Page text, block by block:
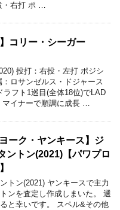
・右打 ポ …
コリー・シーガー
投打：右投・左打 ポジシ
：ロサンゼルス・ドジャース
ラフト1巡目(全体18位)でLAD
マイナーで順調に成長 …
ーク・ヤンキース】ジ
ントン(2021)【パワプロ
トン(2021) ヤンキースで主力
ンを査定し作成しまいた。 選
と幸いです。 スペル&その他